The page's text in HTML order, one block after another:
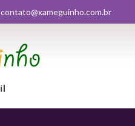
contato@xameguinho.com.br